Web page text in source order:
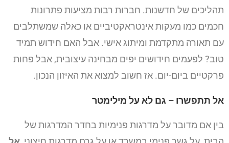
תהליכים של חדשנות. חברות רבות מציעות פתרונות
חכמים כמו מעקות אינטראקטיביים או כאלה שמשתלבים
עם תאורה מתקדמת ומיתוג אישי. אבל האם חידוש תמיד
טוב? לפעמים חידושים יפים מבחינה עיצובית, אבל פחות
פרקטיים ביום-יום. אז חשוב למצוא את האיזון הנכון.
אל תתפשרו – גם לא על מילימטר
בין אם מדובר על מדרגות פנימיות בחדר המדרגות של